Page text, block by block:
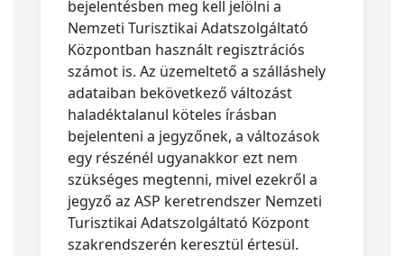
bejelentésben meg kell jelölni a
Nemzeti Turisztikai Adatszolgáltató
Központban használt regisztrációs
számot is. Az üzemeltető a szálláshely
adataiban bekövetkező változást
haladéktalanul köteles írásban
bejelenteni a jegyzőnek, a változások
egy részénél ugyanakkor ezt nem
szükséges megtenni, mivel ezekről a
jegyző az ASP keretrendszer Nemzeti
Turisztikai Adatszolgáltató Központ
szakrendszerén keresztül értesül.